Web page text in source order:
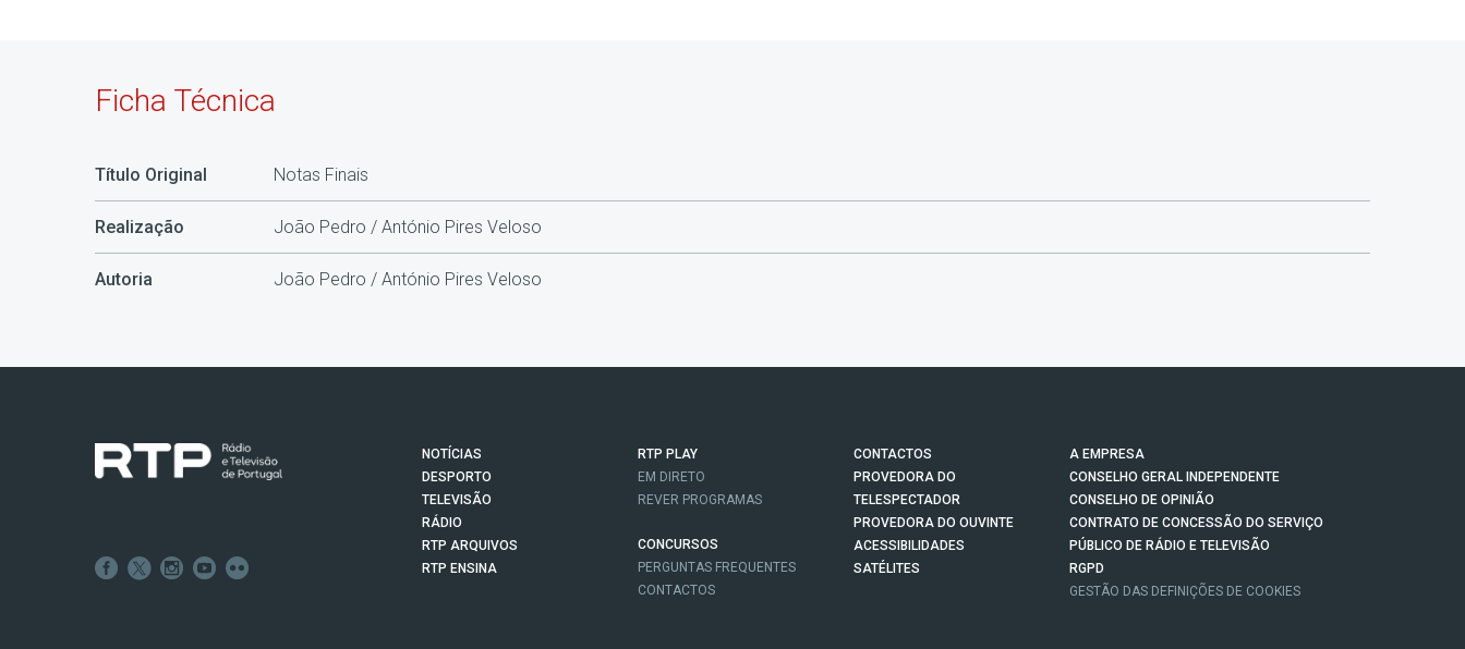
Ficha Técnica
Título Original Notas Finais
Realização João Pedro / António Pires Veloso
Autoria João Pedro / António Pires Veloso
NOTÍCIAS
DESPORTO
TELEVISÃO
RÁDIO
RTP ARQUIVOS
RTP ENSINA
RTP PLAY
EM DIRETO
REVER PROGRAMAS
CONCURSOS
PERGUNTAS FREQUENTES
CONTACTOS
CONTACTOS
PROVEDORA DO
TELESPECTADOR
PROVEDORA DO OUVINTE
ACESSIBILIDADES
SATÉLITES
A EMPRESA
CONSELHO GERAL INDEPENDENTE
CONSELHO DE OPINIÃO
CONTRATO DE CONCESSÃO DO SERVIÇO
PÚBLICO DE RÁDIO E TELEVISÃO
RGPD
GESTÃO DAS DEFINIÇÕES DE COOKIES